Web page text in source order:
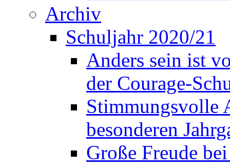
Archiv
Schuljahr 2020/21
Anders sein ist
der Courage-
Stimmungsvolle
besonderen
Große Freude